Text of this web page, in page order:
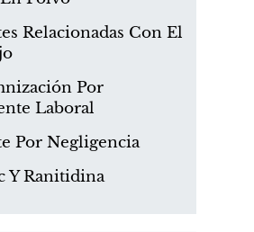
Relacionadas Con El
Por
Laboral
Por Negligencia
Y Ranitidina